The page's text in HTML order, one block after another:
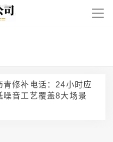
青修补电话：24小时应
噪音工艺覆盖8大场景